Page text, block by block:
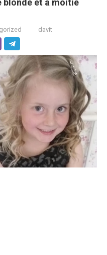
et à moitié
davit